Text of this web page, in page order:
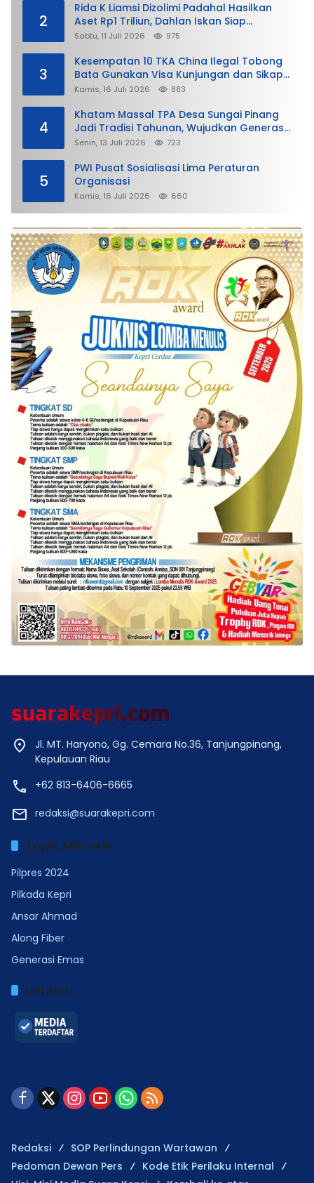
2
Rida K Liamsi Dizolimi Padahal Hasilkan
Aset Rp1 Triliun, Dahlan Iskan Siap
Membela
Sabtu, 11 Juli 2026 975
3
Kesempatan 10 TKA China Ilegal Tobong
Bata Gunakan Visa Kunjungan dan Sikap
Lunak Ditjen Imigrasi Kepri?
Kamis, 16 Juli 2026 883
4
Khatam Massal TPA Desa Sungai Pinang
Jadi Tradisi Tahunan, Wujudkan Generasi
Qurani
Senin, 13 Juli 2026 723
5
PWI Pusat Sosialisasi Lima Peraturan
Organisasi
Kamis, 16 Juli 2026 660
Jl. MT. Haryono, Gg. Cemara No.36, Tanjungpinang,
Kepulauan Riau
+62 813-6406-6665
redaksi@suarakepri.com
Topik Menarik
Pilpres 2024
Pilkada Kepri
Ansar Ahmad
Along Fiber
Generasi Emas
Verified
Redaksi
SOP Perlindungan Wartawan
Pedoman Dewan Pers
Kode Etik Perilaku Internal